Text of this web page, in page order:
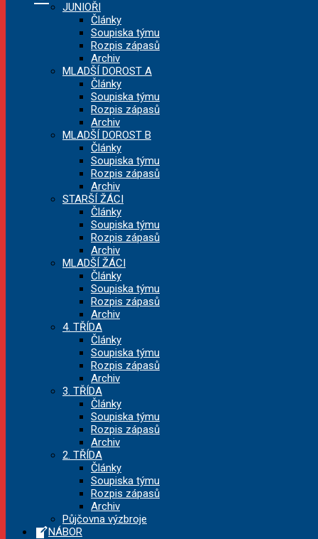
JUNIOŘI
Články
Soupiska týmu
Rozpis zápasů
Archiv
MLADŠÍ DOROST A
Články
Soupiska týmu
Rozpis zápasů
Archiv
MLADŠÍ DOROST B
Články
Soupiska týmu
Rozpis zápasů
Archiv
STARŠÍ ŽÁCI
Články
Soupiska týmu
Rozpis zápasů
Archiv
MLADŠÍ ŽÁCI
Články
Soupiska týmu
Rozpis zápasů
Archiv
4. TŘÍDA
Články
Soupiska týmu
Rozpis zápasů
Archiv
3. TŘÍDA
Články
Soupiska týmu
Rozpis zápasů
Archiv
2. TŘÍDA
Články
Soupiska týmu
Rozpis zápasů
Archiv
Půjčovna výzbroje
NÁBOR